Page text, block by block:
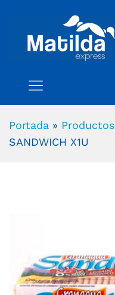
Portada » Productos
SANDWICH X1U